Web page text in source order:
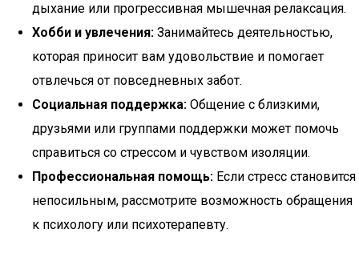
дыхание или прогрессивная мышечная релаксация.
Хобби и увлечения: Занимайтесь деятельностью,
которая приносит вам удовольствие и помогает
отвлечься от повседневных забот.
Социальная поддержка: Общение с близкими,
друзьями или группами поддержки может помочь
справиться со стрессом и чувством изоляции.
Профессиональная помощь: Если стресс становится
непосильным, рассмотрите возможность обращения
к психологу или психотерапевту.